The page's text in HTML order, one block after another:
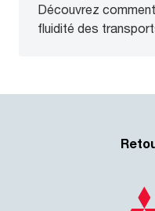
Découvrez
fluidité des